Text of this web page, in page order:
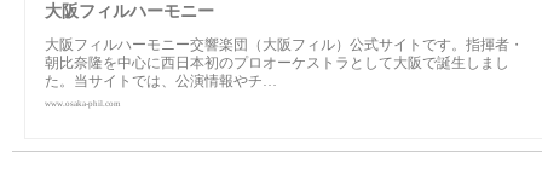
大阪フィルハーモニー
大阪フィルハーモニー交響楽団（大阪フィル）公式サイトです。指揮者・
朝比奈隆を中心に西日本初のプロオーケストラとして大阪で誕生しまし
た。当サイトでは、公演情報やチ…
www.osaka-phil.com